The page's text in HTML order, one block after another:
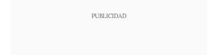
PUBLICIDAD